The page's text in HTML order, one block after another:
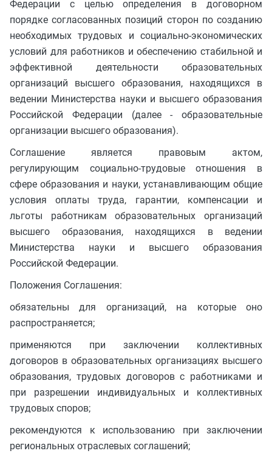
Федерации с целью определения в договорном
порядке согласованных позиций сторон по созданию
необходимых трудовых и социально-экономических
условий для работников и обеспечению стабильной и
эффективной деятельности образовательных
организаций высшего образования, находящихся в
ведении Министерства науки и высшего образования
Российской Федерации (далее - образовательные
организации высшего образования).
Соглашение является правовым актом,
регулирующим социально-трудовые отношения в
сфере образования и науки, устанавливающим общие
условия оплаты труда, гарантии, компенсации и
льготы работникам образовательных организаций
высшего образования, находящихся в ведении
Министерства науки и высшего образования
Российской Федерации.
Положения Соглашения:
обязательны для организаций, на которые оно
распространяется;
применяются при заключении коллективных
договоров в образовательных организациях высшего
образования, трудовых договоров с работниками и
при разрешении индивидуальных и коллективных
трудовых споров;
рекомендуются к использованию при заключении
региональных отраслевых соглашений;